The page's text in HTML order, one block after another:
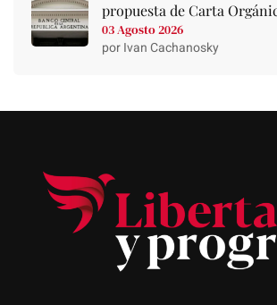
propuesta de Carta
03 Agosto 2026
por Ivan Cachanosky